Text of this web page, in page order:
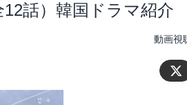
話）韓国ドラマ紹介
動画視